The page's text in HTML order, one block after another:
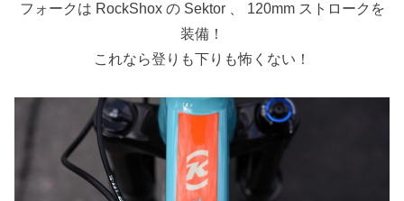
フォークは RockShox の Sektor 、 120mm ストロークを
装備！
これなら登りも下りも怖くない！